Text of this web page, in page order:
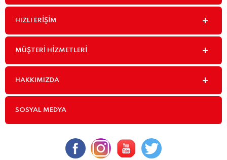
HIZLI ERIŞIM
MÜŞTERI HIZMETLERI
HAKKIMIZDA
SOSYAL MEDYA